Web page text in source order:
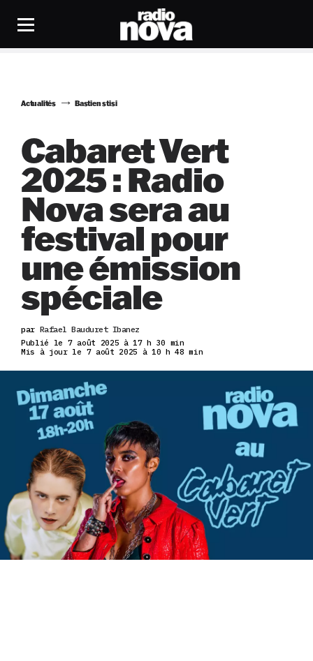
Actualités Bastien stisi
Cabaret Vert
2025 : Radio
Nova sera au
festival pour
une émission
spéciale
par Rafael Bauduret Ibanez
Publié le 7 août 2025 à 17 h 30 min
Mis à jour le 7 août 2025 à 10 h 48 min